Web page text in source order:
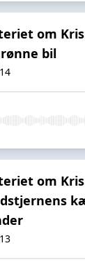
om
bil
om